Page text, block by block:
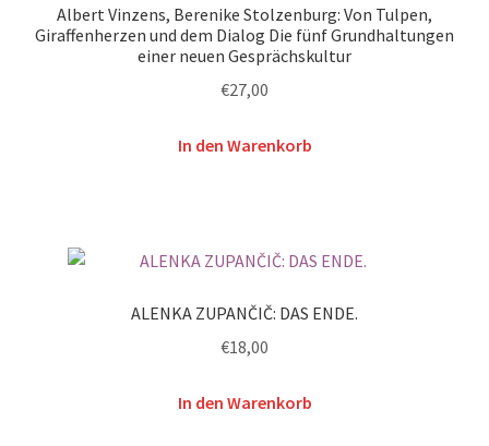
Albert Vinzens, Berenike Stolzenburg: Von Tulpen,
Giraffenherzen und dem Dialog Die fünf Grundhaltungen
einer neuen Gesprächskultur
€27,00
In den Warenkorb
ALENKA ZUPANČIČ: DAS ENDE.
€18,00
In den Warenkorb